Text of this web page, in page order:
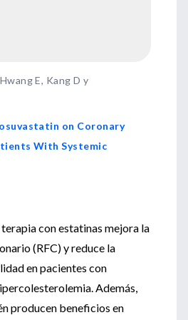
E, Kang D y
on Coronary
With Systemic
con estatinas mejora la
(RFC) y reduce la
en pacientes con
Además,
producen beneficios en